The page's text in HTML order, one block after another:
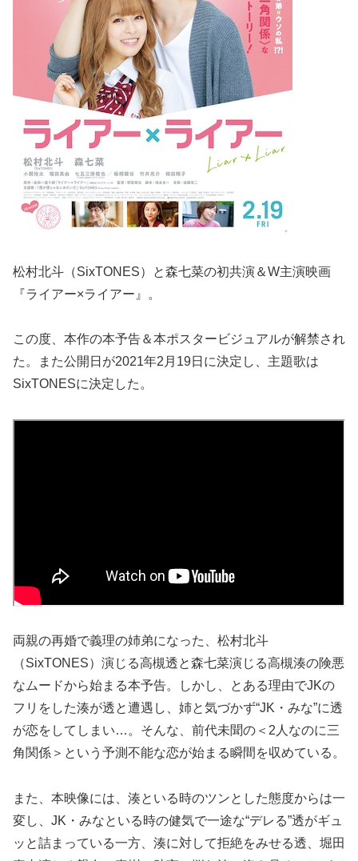
松村北斗（SixTONES）と森七菜の初共演＆W主演映画
『ライアー×ライアー』。
この度、本作の本予告＆本ポスタービジュアルが解禁され
た。また公開日が2021年2月19日に決定し、主題歌は
SixTONESに決定した。
両親の再婚で義理の姉弟になった、松村北斗
（SixTONES）演じる高槻透と森七菜演じる高槻湊の険悪
なムードから始まる本予告。しかし、とある理由でJKの
フリをした湊が透と遭遇し、姉と気づかず“JK・みな”に透
が恋をしてしまい…。そんな、前代未聞の＜2人なのに三
角関係＞という予測不能な恋が始まる瞬間を収めている。
また、本映像には、湊といる時のツンとした態度からは一
変し、JK・みなといる時の健気で一途な“デレる”透がギュ
ッと詰まっている一方、湊に対して拒絶をみせる透、堀田